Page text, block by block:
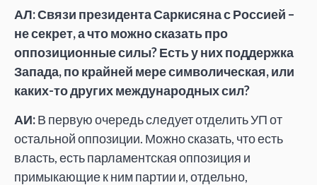
АЛ: Связи президента Саркисяна с Россией –
не секрет, а что можно сказать про
оппозиционные силы? Есть у них поддержка
Запада, по крайней мере символическая, или
каких-то других международных сил?
АИ:В первую очередь следует отделить УП от
остальной оппозиции. Можно сказать, что есть
власть, есть парламентская оппозиция и
примыкающие к ним партии и, отдельно,